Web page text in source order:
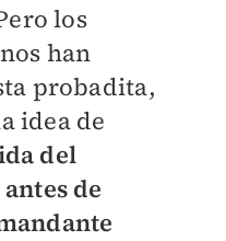
los
han
probadita,
idea de
del
de